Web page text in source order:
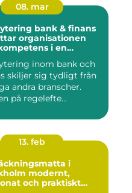
08. mar
bank & finans
organisationen
i en
inom bank och
skiljer sig tydligt från
andra branscher.
på regelefte...
13. feb
i
modernt,
och praktiskt